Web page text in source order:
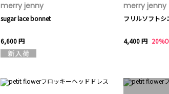
merry jenny
sugar lace bonnet
6,600 円
merry jenny
フリルソフトシ
4,400 円